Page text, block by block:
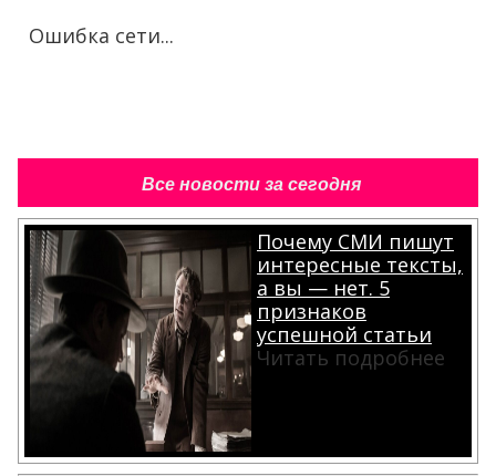
Ошибка сети...
Все новости за сегодня
Почему СМИ пишут
интересные тексты,
а вы — нет. 5
признаков
успешной статьи
Читать подробнее